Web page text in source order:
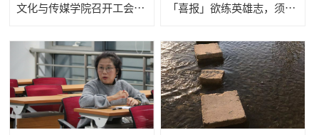
文化与传媒学院召开工会会员大会补选分工会主席 「喜报」欲练英雄志，须明胜负多 ——记教职工排球赛文传财税联队斩获桂冠